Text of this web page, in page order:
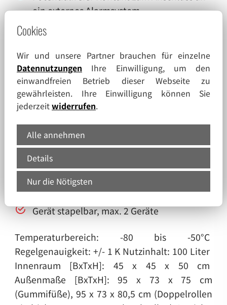
ein externes Alarmsystem
100mV/K-Ausgang für den Anschluss eines
Temperaturaufzeichnungssystems
Gehäuse komplett aus Edelstahl
Vakuum-Isolierung: großer Innenraum bei
Stromverbrauch
abschließbare Tür
mit 1 Einlegegitter und 4 Regalschienen
Gerät stapelbar, max. 2 Geräte
Temperaturbereich: -80 bis -50°C
Regelgenauigkeit: +/- 1 K Nutzinhalt: 100 Liter
Innenraum [BxTxH]: 45 x 45 x 50 cm
Außenmaße [BxTxH]:
95 x 73 x 75 cm
(Gummifüße), 95 x 73 x 80,5 cm (Doppelrollen
Cookies
Wir und unsere Partner brauchen für einzelne
Datennutzungen Ihre Einwilligung, um den
einwandfreien Betrieb dieser Webseite zu
gewährleisten. Ihre Einwilligung können Sie
jederzeitwiderrufen.
Alle annehmen
Details
Nur die Nötigsten